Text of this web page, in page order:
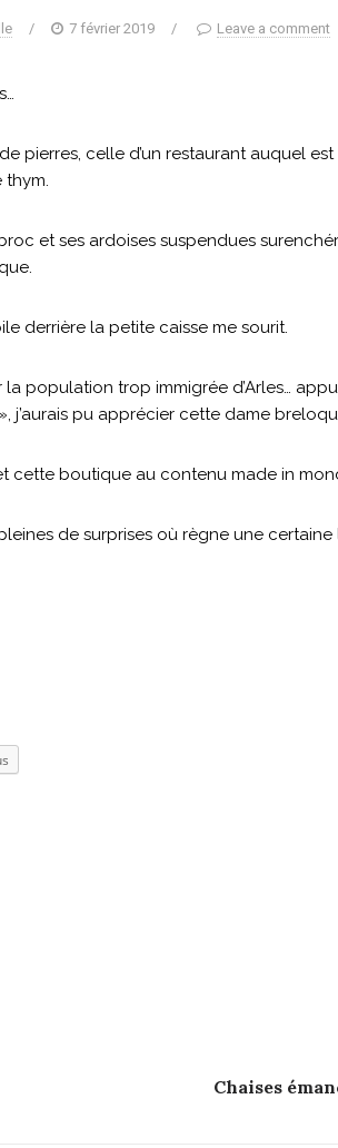
/ 7 février 2019 / Leave a comment
pierres, celle d’un restaurant auquel
thym.
et ses ardoises suspendues
derrière la petite caisse me sourit.
la population trop immigrée d’Arles…
j’aurais pu apprécier cette dame
cette boutique au contenu made in
de surprises où règne une
Chaises